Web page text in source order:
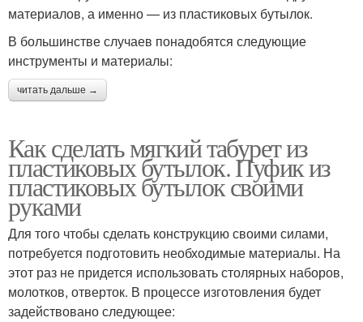
материалов, а именно — из пластиковых бутылок.
В большинстве случаев понадобятся следующие
инструменты и материалы:
читать дальше →
Как сделать мягкий табурет из
пластиковых бутылок. Пуфик из
пластиковых бутылок своими
руками
Для того чтобы сделать конструкцию своими силами,
потребуется подготовить необходимые материалы. На
этот раз не придется использовать столярных наборов,
молотков, отверток. В процессе изготовления будет
задействовано следующее: